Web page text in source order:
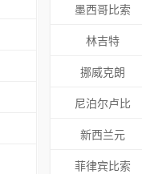
墨西哥比索
林吉特
挪威克朗
尼泊尔卢比
新西兰元
菲律宾比索